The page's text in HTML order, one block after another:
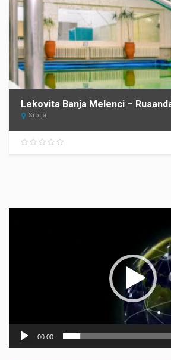
Lekovita Banja Melenci –
Srbija
00:00